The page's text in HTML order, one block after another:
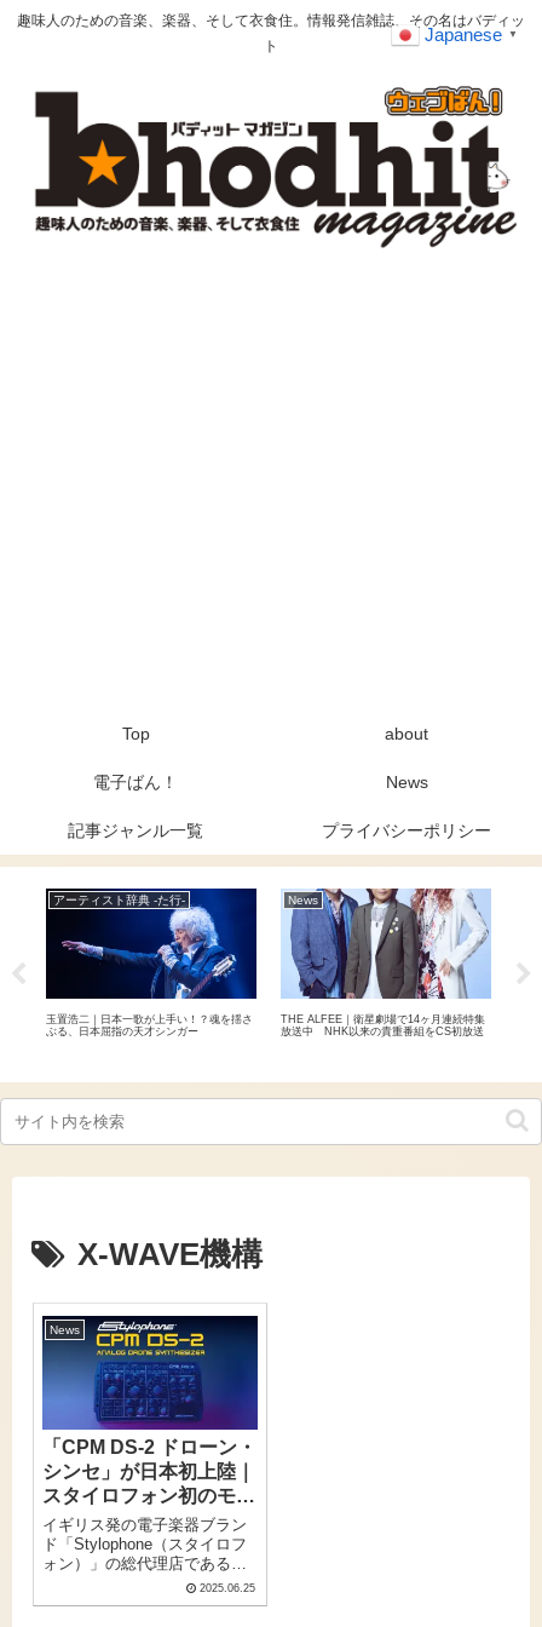
趣味人のための音楽、楽器、そして衣食住。情報発信雑誌、その名はバディッ
ト
Top about
電子ばん！ News
記事ジャンル一覧 プライバシーポリシー
アーティスト辞典 -た行-
玉置浩二｜日本一歌が上手い！？魂を揺さ
ぶる、日本屈指の天才シンガー
News
THE ALFEE｜衛星劇場で14ヶ月連続特集
放送中 NHK以来の貴重番組をCS初放送
X-WAVE機構
News
「CPM DS-2 ドローン・
シンセ」が日本初上陸｜
スタイロフォン初のモジ
ュラー・シンセサイザー
数量限定販売開始
イギリス発の電子楽器ブラン
ド「Stylophone（スタイロフ
ォン）」の総代理店である
GLOBAL SPADE株式会社が、
スタイロフォンの新製品
2025.06.25
Japanese ▼